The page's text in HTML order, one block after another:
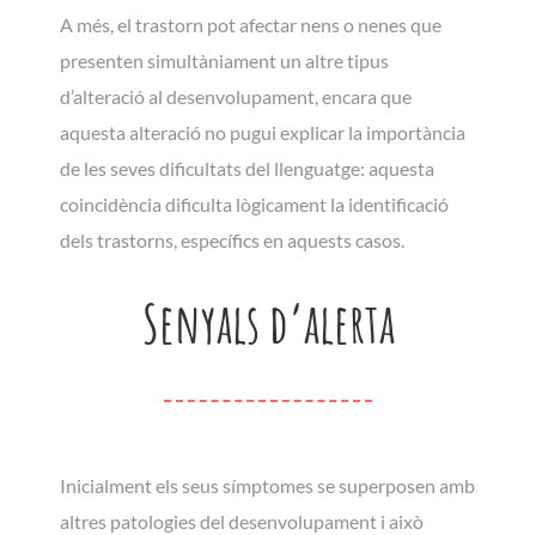
A més, el trastorn pot afectar nens o nenes que
presenten simultàniament un altre tipus
d’alteració al desenvolupament, encara que
aquesta alteració no pugui explicar la importància
de les seves dificultats del llenguatge: aquesta
coincidència dificulta lògicament la identificació
dels trastorns, específics en aquests casos.
Senyals d’alerta
Inicialment els seus símptomes se superposen amb
altres patologies del desenvolupament i això